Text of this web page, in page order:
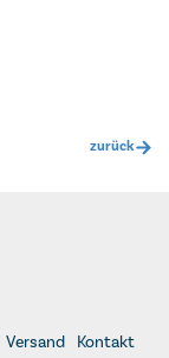
zurück
Versand
Kontakt